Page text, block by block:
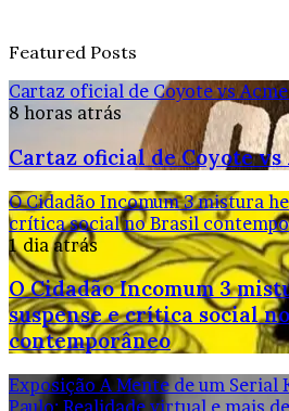
Featured Posts
Cartaz oficial de Coyote vs
8 horas atrás
Cartaz oficial de Coyote
O Cidadão Incomum 3 mistura
crítica social no Brasil
1 dia atrás
O Cidadão Incomum 3
suspense e crítica social
contemporâneo
Exposição A Mente de um Serial